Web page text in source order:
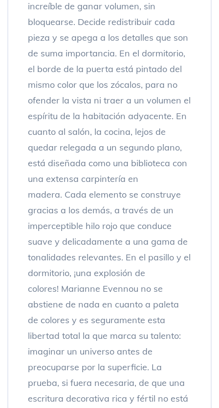
increíble de ganar volumen, sin
bloquearse. Decide redistribuir cada
pieza y se apega a los detalles que son
de suma importancia. En el dormitorio,
el borde de la puerta está pintado del
mismo color que los zócalos, para no
ofender la vista ni traer a un volumen el
espíritu de la habitación adyacente. En
cuanto al salón, la cocina, lejos de
quedar relegada a un segundo plano,
está diseñada como una biblioteca con
una extensa carpintería en
madera. Cada elemento se construye
gracias a los demás, a través de un
imperceptible hilo rojo que conduce
suave y delicadamente a una gama de
tonalidades relevantes. En el pasillo y el
dormitorio, ¡una explosión de
colores! Marianne Evennou no se
abstiene de nada en cuanto a paleta
de colores y es seguramente esta
libertad total la que marca su talento:
imaginar un universo antes de
preocuparse por la superficie. La
prueba, si fuera necesaria, de que una
escritura decorativa rica y fértil no está